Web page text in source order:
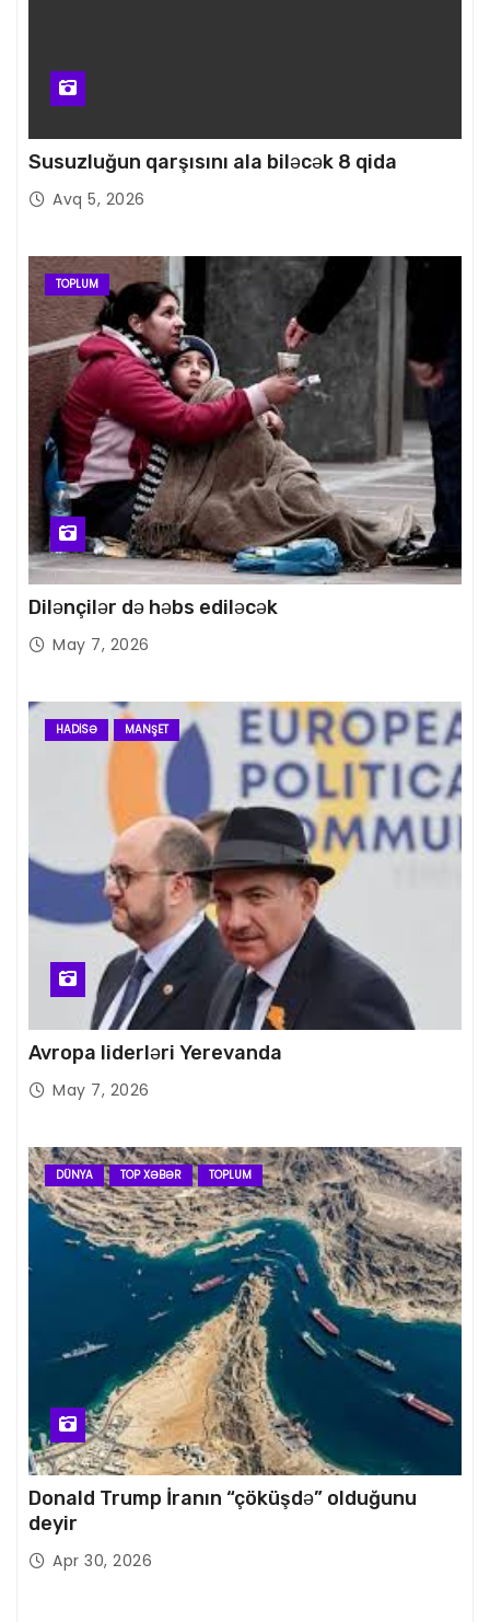
Susuzluğun qarşısını ala biləcək 8 qida
Avq 5, 2026
TOPLUM
Dilənçilər də həbs ediləcək
May 7, 2026
HADISƏ MANŞET
Avropa liderləri Yerevanda
May 7, 2026
DÜNYA TOP XƏBƏR TOPLUM
Donald Trump İranın “çöküşdə” olduğunu
deyir
Apr 30, 2026